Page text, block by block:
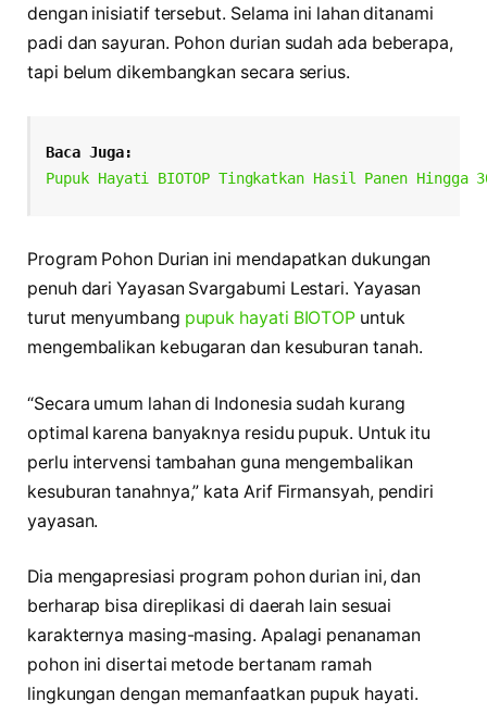
dengan inisiatif tersebut. Selama ini lahan ditanami
padi dan sayuran. Pohon durian sudah ada beberapa,
tapi belum dikembangkan secara serius.
Baca Juga:
Pupuk Hayati BIOTOP Tingkatkan Hasil Panen Hingga
Program Pohon Durian ini mendapatkan dukungan
penuh dari Yayasan Svargabumi Lestari. Yayasan
turut menyumbang pupuk hayati BIOTOP untuk
mengembalikan kebugaran dan kesuburan tanah.
“Secara umum lahan di Indonesia sudah kurang
optimal karena banyaknya residu pupuk. Untuk itu
perlu intervensi tambahan guna mengembalikan
kesuburan tanahnya,” kata Arif Firmansyah, pendiri
yayasan.
Dia mengapresiasi program pohon durian ini, dan
berharap bisa direplikasi di daerah lain sesuai
karakternya masing-masing. Apalagi penanaman
pohon ini disertai metode bertanam ramah
lingkungan dengan memanfaatkan pupuk hayati.